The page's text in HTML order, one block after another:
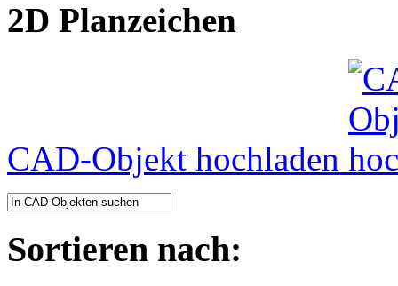
2D Planzeichen
CAD-Objekt hochladen
Sortieren nach: